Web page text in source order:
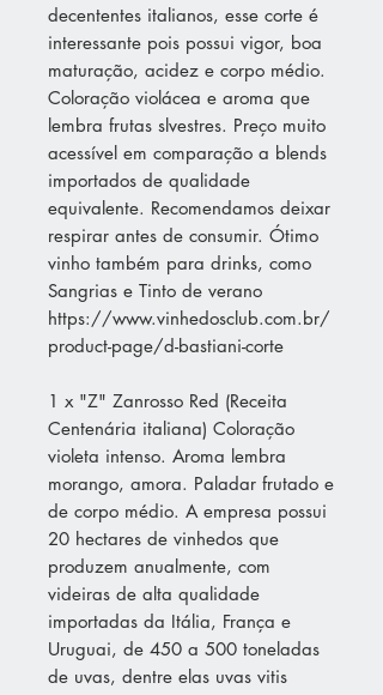
decententes italianos, esse corte é
interessante pois possui vigor, boa
maturação, acidez e corpo médio.
Coloração violácea e aroma que
lembra frutas slvestres. Preço muito
acessível em comparação a blends
importados de qualidade
equivalente. Recomendamos deixar
respirar antes de consumir. Ótimo
vinho também para drinks, como
Sangrias e Tinto de verano
https://www.vinhedosclub.com.br/
product-page/d-bastiani-corte
1 x "Z" Zanrosso Red (Receita
Centenária italiana) Coloração
violeta intenso. Aroma lembra
morango, amora. Paladar frutado e
de corpo médio. A empresa possui
20 hectares de vinhedos que
produzem anualmente, com
videiras de alta qualidade
importadas da Itália, França e
Uruguai, de 450 a 500 toneladas
de uvas, dentre elas uvas vitis